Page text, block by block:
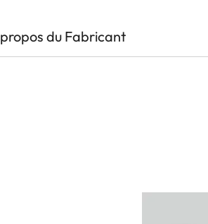
du Fabricant